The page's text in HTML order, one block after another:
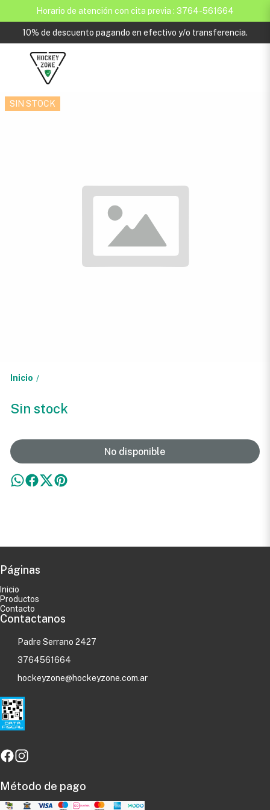
Horario de atención con cita previa : 3764-561664
10% de descuento pagando en efectivo y/o transferencia.
SIN STOCK
Inicio /
Sin stock
No disponible
Páginas
Inicio
Productos
Contacto
Contactanos
Padre Serrano 2427
3764561664
hockeyzone@hockeyzone.com.ar
Método de pago